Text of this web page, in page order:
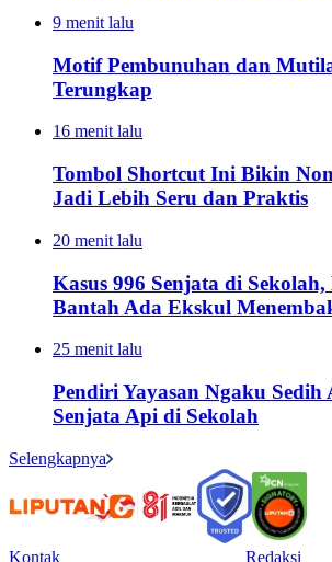
9 menit lalu
Motif Pembunuhan dan
Terungkap
16 menit lalu
Tombol Shortcut Ini Bikin
Jadi Lebih Seru dan Praktis
20 menit lalu
Kasus 996 Senjata di
Bantah Ada Ekskul
25 menit lalu
Pendiri Yayasan Ngaku Sedih
Senjata Api di Sekolah
Selengkapnya
Kontak Redaksi